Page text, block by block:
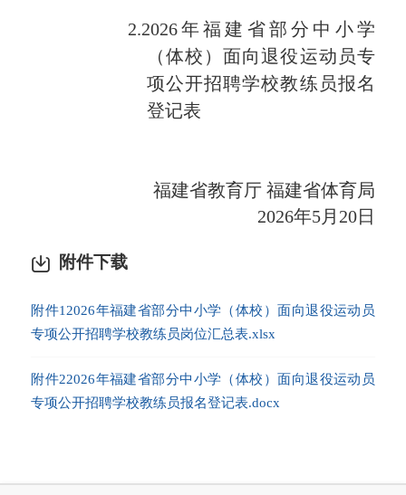
2.2026年福建省部分中小学
（体校）面向退役运动员专
项公开招聘学校教练员报名
登记表
福建省教育厅 福建省体育局
2026年5月20日
附件下载
附件12026年福建省部分中小学（体校）面向退役运动员
专项公开招聘学校教练员岗位汇总表.xlsx
附件22026年福建省部分中小学（体校）面向退役运动员
专项公开招聘学校教练员报名登记表.docx